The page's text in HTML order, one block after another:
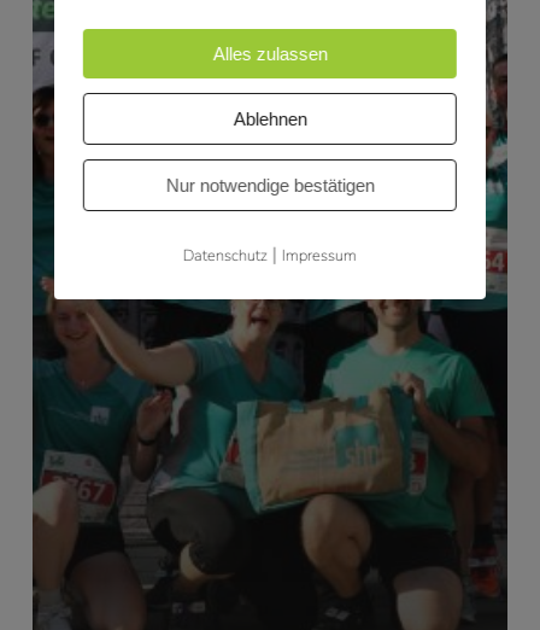
Alles zulassen
Ablehnen
Nur notwendige bestätigen
Datenschutz| Impressum